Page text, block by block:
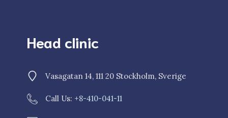
Head clinic
Vasagatan 14, 111 20 Stockholm, Sverige
Call Us: +8-410-041-11